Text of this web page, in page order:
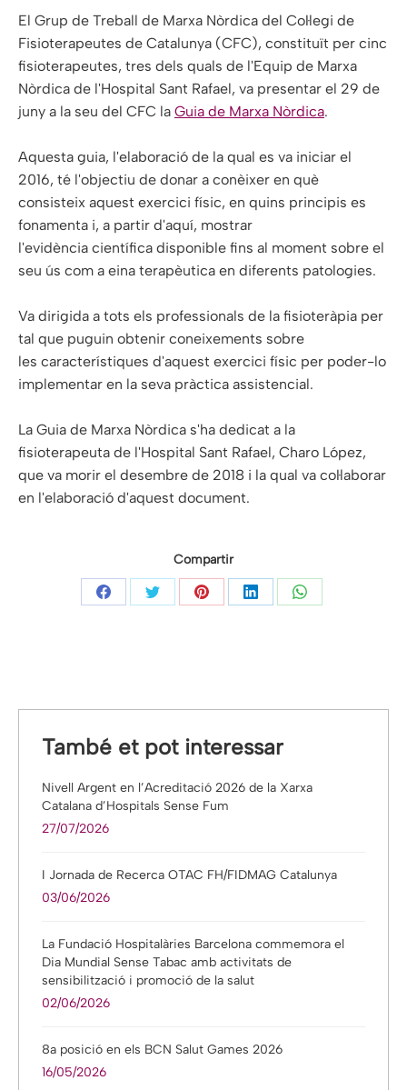
El Grup de Treball de Marxa Nòrdica del Col·legi de
Fisioterapeutes de Catalunya (CFC), constituït per cinc
fisioterapeutes, tres dels quals de l'Equip de Marxa
Nòrdica de l'Hospital Sant Rafael, va presentar el 29 de
juny a la seu del CFC la Guia de Marxa Nòrdica.
Aquesta guia, l'elaboració de la qual es va iniciar el
2016, té l'objectiu de donar a conèixer en què
consisteix aquest exercici físic, en quins principis es
fonamenta i, a partir d'aquí, mostrar
l'evidència científica disponible fins al moment sobre el
seu ús com a eina terapèutica en diferents patologies.
Va dirigida a tots els professionals de la fisioteràpia per
tal que puguin obtenir coneixements sobre
les característiques d'aquest exercici físic per poder-lo
implementar en la seva pràctica assistencial.
La Guia de Marxa Nòrdica s'ha dedicat a la
fisioterapeuta de l'Hospital Sant Rafael, Charo López,
que va morir el desembre de 2018 i la qual va col·laborar
en l'elaboració d'aquest document.
Compartir
Share
Share
Share
Share
Share
També et pot interessar
Nivell Argent en l’Acreditació 2026 de la Xarxa
Catalana d’Hospitals Sense Fum
27/07/2026
I Jornada de Recerca OTAC FH/FIDMAG Catalunya
03/06/2026
La Fundació Hospitalàries Barcelona commemora el
Dia Mundial Sense Tabac amb activitats de
sensibilització i promoció de la salut
02/06/2026
8a posició en els BCN Salut Games 2026
16/05/2026